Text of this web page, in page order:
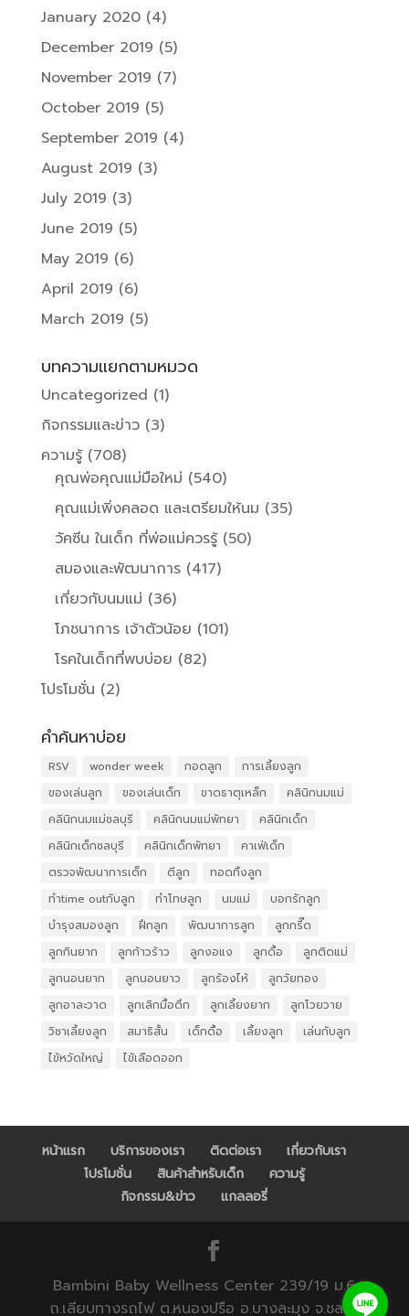
January 2020(4)
December 2019 (5)
November 2019 (7)
October 2019 (5)
September 2019 (4)
August 2019 (3)
July 2019 (3)
June 2019 (5)
May 2019 (6)
April 2019 (6)
March 2019 (5)
บทความแยกตามหมวด
Uncategorized (1)
กิจกรรมและข่าว(3)
ความรู้(708)
คุณพ่อคุณแม่มือใหม่ (540)
คุณแม่เพิ่งคลอด และเตรียมให้นม (35)
วัคซีน ในเด็ก ที่พ่อแม่ควรรู้(50)
สมองและพัฒนาการ(417)
เกี่ยวกับนมแม่ (36)
โภชนาการ เจ้าตัวน้อย (101)
โรคในเด็กที่พบบ่อย (82)
โปรโมชั่น (2)
คำค้นหาบ่อย
RSV wonder week กอดลูก
การเลี้ยงลูก
ของเล่นลูก
ของเล่นเด็ก ขาดธาตุเหล็ก
คลินิกนมแม่
คลินิกนมแม่ชลบุรี
คลินิกนมแม่พัทยา
คลินิกเด็ก
คลินิกเด็กชลบุรี
คลินิกเด็กพัทยา
คาเฟ่เด็ก
ตรวจพัฒนาการเด็ก
ตีลูก
ทอดทิ้งลูก
ทำtime outกับลูก
ทำโทษลูก นมแม่
บอกรักลูก
บำรุงสมองลูก
ฝึกลูก พัฒนาการลูก
ลูกกรี๊ด
ลูกกินยาก
ลูกก้าวร้าว ลูกงอแง ลูกดื้อ
ลูกติดแม่
ลูกนอนยาก
ลูกนอนยาว ลูกร้องไห้
ลูกวัยทอง
ลูกอาละวาด
ลูกเลิกมื้อดึก ลูกเลี้ยงยาก
ลูกโวยวาย
วิชาเลี้ยงลูก
สมาธิสั้น เด็กดื้อ เลี้ยงลูก
เล่นกับลูก
ไข้หวัดใหญ่
ไข้เลือดออก
หน้าแรก บริการของเรา ติดต่อเรา
เกี่ยวกับเรา
โปรโมชั่น
สินค้าสำหรับเด็ก
ความรู้
กิจกรรม&ข่าว
แกลลอรี่
Bambini Baby Wellness Center 239/19 ม.6
ถ.เลียบทางรถไฟ ต.หนองปรือ อ.บางละมุง จ.ชลบุรี